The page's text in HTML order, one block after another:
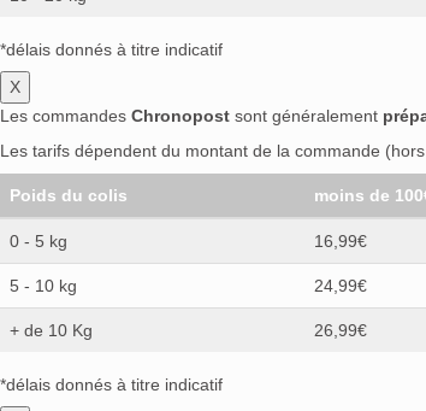
*délais donnés à titre indicatif
X
Les commandes Chronopost sont généralement
Les tarifs dépendent du montant de la commande
Poids du colis moins de
0 - 5 kg 16,99€
5 - 10 kg 24,99€
+ de 10 Kg 26,99€
*délais donnés à titre indicatif